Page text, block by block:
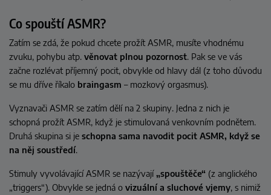
Co spouští ASMR?
Zatím se zdá, že pokud chcete prožít ASMR, musíte vhodnému
zvuku, pohybu atp. věnovat plnou pozornost. Pak se ve vás
začne rozlévat příjemný pocit, obvykle od hlavy dál (z toho důvodu
se mu dříve říkalo braingasm –⁠ mozkový orgasmus).
Vyznavači ASMR se zatím dělí na 2 skupiny. Jedna z nich je
schopná prožít ASMR, když je stimulovaná venkovním podnětem.
Druhá skupina si je schopna sama navodit pocit ASMR, když se
na něj soustředí.
Stimuly vyvolávající ASMR se nazývají„spouštěče“(z anglického
„triggers“). Obvykle se jedná o vizuální a sluchové vjemy, s nimiž